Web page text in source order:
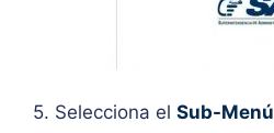
5. Selecciona el Sub-Menú